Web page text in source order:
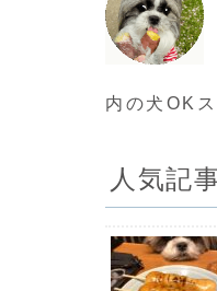
内の犬OK
人気記